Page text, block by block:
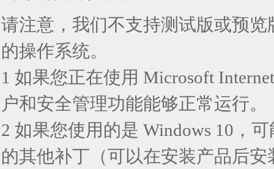
请注意，我们不支持测试版或预
的操作系统。
1 如果您正在使用 Microsoft
户和安全管理功能能够正常运行。
2 如果您使用的是 Windows 10，
的其他补丁（可以在安装产品后